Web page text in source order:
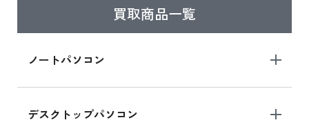
買取商品一覧
ノートパソコン
デスクトップパソコン
ら
iPad mini シリーズ 2024